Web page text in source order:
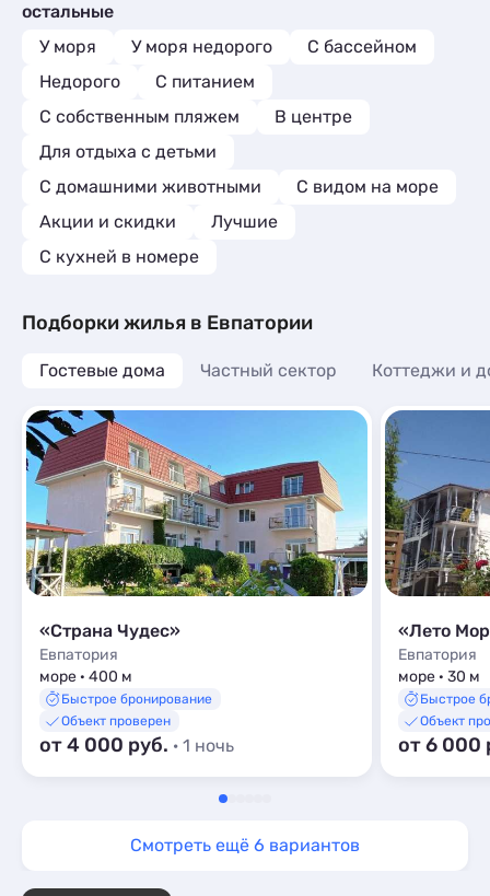
остальные
У моря
У моря недорого
С бассейном
Недорого
С питанием
С собственным пляжем
В центре
Для отдыха с детьми
С домашними животными
С видом на море
Акции и скидки
Лучшие
C кухней в номере
Подборки жилья в Евпатории
Гостевые дома Частный сектор Коттеджи и
«Страна Чудес»
Евпатория
море · 400 м
Быстрое бронирование
Объект проверен
от 4 000 руб. · 1 ночь
«Лето
Евпатория
море · 30 м
Быстрое
Объект
от 6 000
Смотреть ещё 6 вариантов